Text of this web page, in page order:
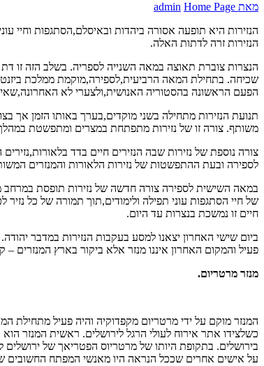
מאת admin Home Page
הנזירות היא תופעה אסורה ביהדות ובאיסלם,הסתגפות וחיי
הנזירות זרה לדתות האלה.
הנצרות צוברת תאוצה במאה השנייה לספריה. בשלב הזה זו
שכיחה. בתחילת המאה הרביעית,לספירה,מוקמת ממלכת
הפעם הראשונה בהסטוריה האנושית,ולצערי לא
תנועת הנזירות מתחילה בשני מוקדים,בערך באותו הזמן אך
משותף. צורה זו של נזירות מתפתחת במצרים ומתפשטת
צורה נוספת של נזירות שבה הנזירים חיים בדד
לספירה ובעת ההתפשטות של נזירות הלאורות והמנזרים
במאה השישית לספירה צורה חדשה של נזירות תופסת במרחב
של חיי הסתגפות עוני תפילה ולימודים,תוך תמורה של כל
חיים זו נמשכת בנצרות עד היום.
ביום שישי האחרון יצאנו למסע בעקבות הנזירות במדבר
פעיל והמקום האחרון איננו מנזר אלא ביקור בארץ המנזרים
מנזר מרטריום.
המנזר מוקם על ידי מרטריום מקפדוקיה והיה פעיל מתחילת
כשלצידו אתר אירוח לעולי הרגל לירושלים. ראשית המנזר
בירושלים. בתקופת היותו של מרטריוס הפטריאך של
על אישים אחרים שככל הנראה היו מאנשי המפתח החשובים